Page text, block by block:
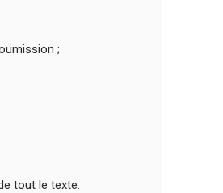
;
tout le texte.